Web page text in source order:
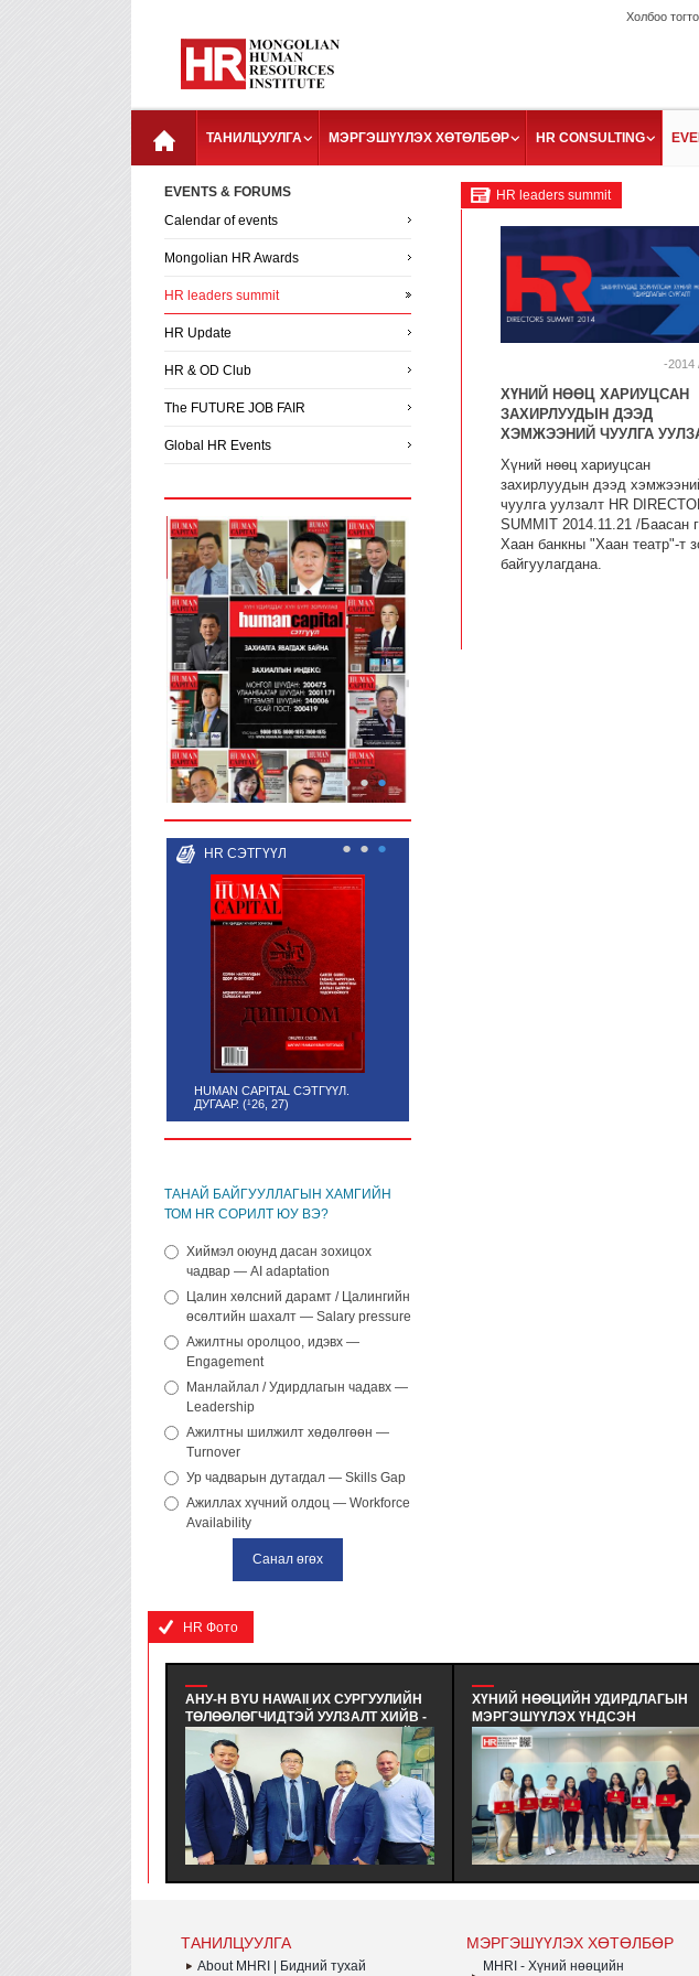
Холбоо
ТАНИЛЦУУЛГА МЭРГЭШҮҮЛЭХ ХӨТӨЛБӨР HR CONSULTING
EVENTS & FORUMS
Calendar of events
Mongolian HR Awards
HR leaders summit
HR Update
HR & OD Club
The FUTURE JOB FAIR
Global HR Events
● ● ●
HR СЭТГҮҮЛ
HUMAN CAPITAL СЭТГҮҮЛ.
ДУГААР. (¹26, 27)
● ● ●
ТАНАЙ БАЙГУУЛЛАГЫН ХАМГИЙН
ТОМ HR СОРИЛТ ЮУ ВЭ?
Хиймэл оюунд дасан зохицох
чадвар — AI adaptation
Цалин хөлсний дарамт / Цалингийн
өсөлтийн шахалт — Salary pressure
Ажилтны оролцоо, идэвх —
Engagement
Манлайлал / Удирдлагын чадавх —
Leadership
Ажилтны шилжилт хөдөлгөөн —
Turnover
Ур чадварын дутагдал — Skills Gap
Ажиллах хүчний олдоц — Workforce
Availability
HR leaders summit
-2014
ХҮНИЙ НӨӨЦ ХАРИУЦСАН
ЗАХИРЛУУДЫН ДЭЭД
ХЭМЖЭЭНИЙ ЧУУЛГА
Хүний нөөц хариуцсан
захирлуудын дээд
чуулга уулзалт HR
SUMMIT 2014.11.21 /Баасан
Хаан банкны "Хаан театр"-т
байгуулагдана.
HR Фото
АНУ-Н BYU HAWAII ИХ СУРГУУЛИЙН
ТӨЛӨӨЛӨГЧИДТЭЙ УУЛЗАЛТ ХИЙВ -
АНУ-Н BYU HAWAII ИХ СУРГУУЛИЙН
ЭЛСЭЛТ БА ТӨГСӨЛТИЙН ДАРААХ
КАРЬЕР, ХАМТЫН АЖИЛЛАГАА
ХАРИУЦСАН ТӨЛӨӨЛӨГЧИДТЭЙ
УУЛЗАЛТ ХИЙВ
ХҮНИЙ НӨӨЦИЙН УДИРДЛАГЫН
МЭРГЭШҮҮЛЭХ ҮНДСЭН
СУРГАЛТЫН ТӨГСӨЛТ #380 - ХҮНИЙ
НӨӨЦИЙН УДИРДЛАГЫН
МЭРГЭШҮҮЛЭХ ҮНДСЭН
СУРГАЛТЫН MHRI LEVEL-B #380
ЭЛСЭЛТИЙН СУРАЛЦАГЧИД
ХӨТӨЛБӨРӨӨ АМЖИЛТТАЙ
ДҮҮРГЭЛЭЭ.
ТАНИЛЦУУЛГА
About MHRI | Бидний тухай
МЭРГЭШҮҮЛЭХ ХӨТӨЛБӨР
MHRI - Хүний нөөцийн